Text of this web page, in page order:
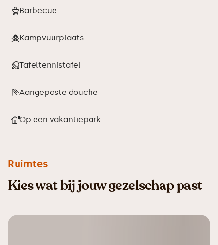
Barbecue
Kampvuurplaats
Tafeltennistafel
Aangepaste douche
Op een vakantiepark
Ruimtes
Kies wat bij jouw gezelschap past